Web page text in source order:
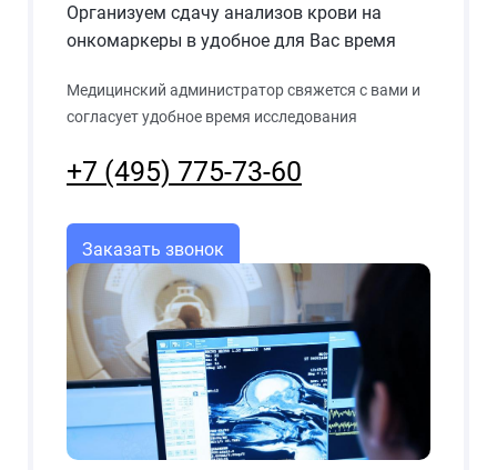
Организуем сдачу анализов крови на
онкомаркеры в удобное для Вас время
Медицинский администратор свяжется с вами и
согласует удобное время исследования
+7 (495) 775-73-60
Заказать звонок